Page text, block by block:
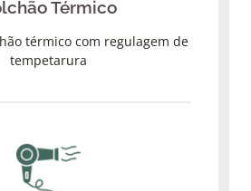
Térmico
térmico com regulagem de
tempetarura